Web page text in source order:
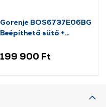
Gorenje BOS6737E06BG
Beépíthető sütő +
főzőlap szett
199 900 Ft